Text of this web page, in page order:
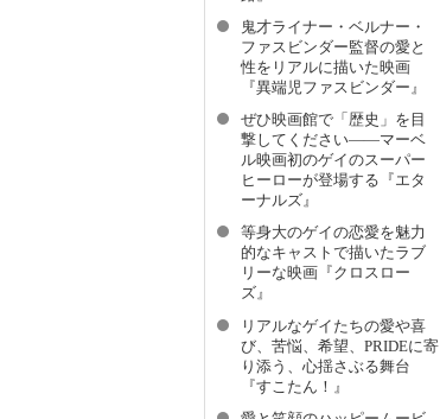
鬼才ライナー・ベルナー・
ファスビンダー監督の愛と
性をリアルに描いた映画
『異端児ファスビンダー』
ぜひ映画館で「歴史」を目
撃してください――マーベ
ル映画初のゲイのスーパー
ヒーローが登場する『エタ
ーナルズ』
等身大のゲイの恋愛を魅力
的なキャストで描いたラブ
リーな映画『クロスロー
ズ』
リアルなゲイたちの愛や喜
び、苦悩、希望、PRIDEに寄
り添う、心揺さぶる舞台
『すこたん！』